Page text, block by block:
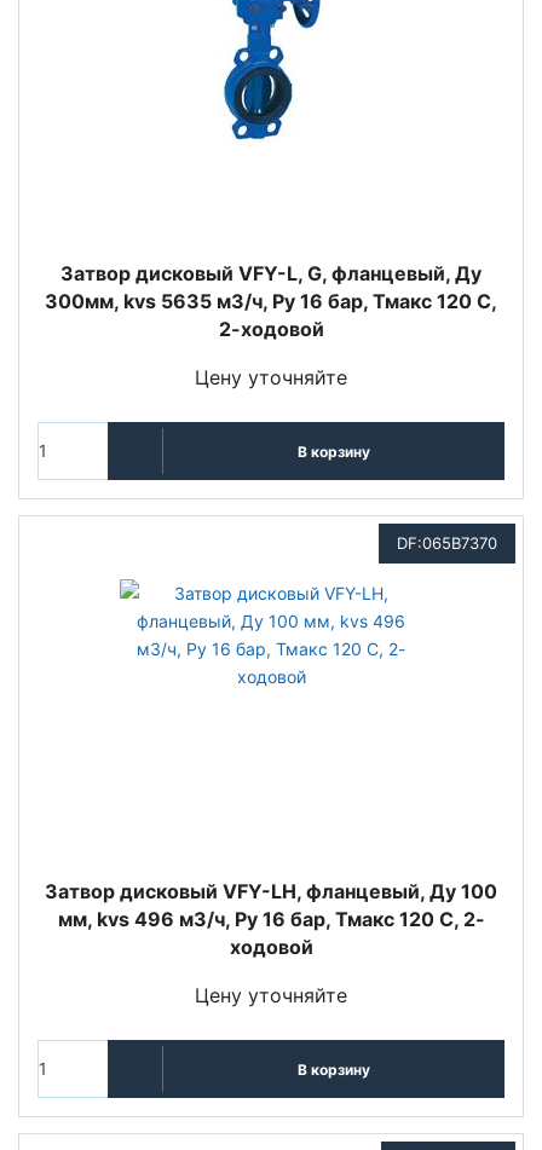
Затвор дисковый VFY-L, G, фланцевый, Ду
300мм, kvs 5635 м3/ч, Py 16 бар, Тмакс 120 С,
2-ходовой
Цену уточняйте
В корзину
DF:065B7370
Затвор дисковый VFY-LH, фланцевый, Ду 100
мм, kvs 496 м3/ч, Py 16 бар, Тмакс 120 С, 2-
ходовой
Цену уточняйте
В корзину